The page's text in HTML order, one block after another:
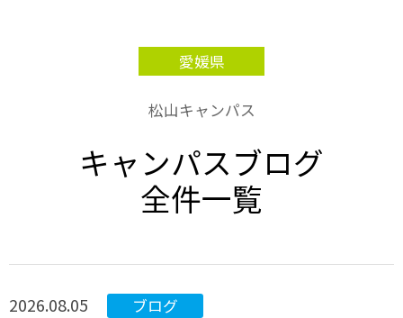
愛媛県
松山キャンパス
キャンパスブログ
全件一覧
2026.08.05 ブログ